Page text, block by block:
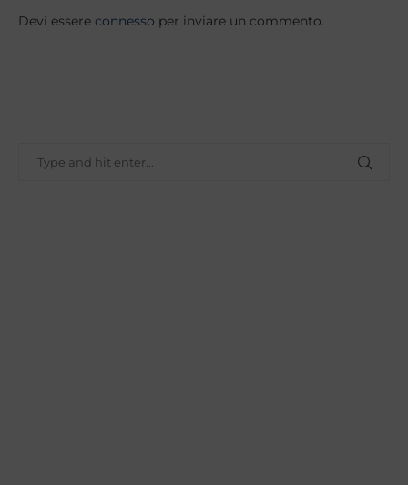
Devi essere connesso per inviare un commento.